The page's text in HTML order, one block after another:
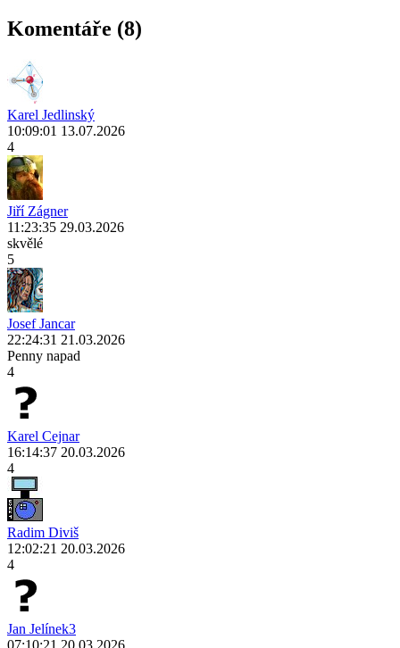
Komentáře (8)
Karel Jedlinský
10:09:01 13.07.2026
4
Jiří Zágner
11:23:35 29.03.2026
skvělé
5
Josef Jancar
22:24:31 21.03.2026
Penny napad
4
Karel Cejnar
16:14:37 20.03.2026
4
Radim Diviš
12:02:21 20.03.2026
4
Jan Jelínek3